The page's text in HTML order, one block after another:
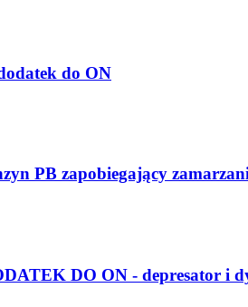
do ON
PB zapobiegający
DO ON - depresator i